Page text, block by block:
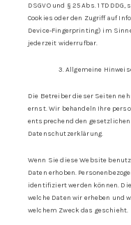
DSGVO und § 25 Abs. 1
Cookies oder den Zugriff auf
Device-Fingerprinting) im
jederzeit widerrufbar.
3. Allgemeine
Die Betreiber dieser Seiten
ernst. Wir behandeln Ihre
entsprechend den
Datenschutzerklärung.
Wenn Sie diese Website
Daten erhoben.
identifiziert werden können.
welche Daten wir erheben und
welchem Zweck das geschieht.